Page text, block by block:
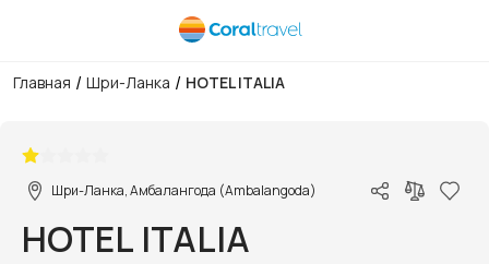
Главная / Шри-Ланка / HOTEL ITALIA
Шри-Ланка, Амбалангода (Ambalangoda)
HOTEL ITALIA